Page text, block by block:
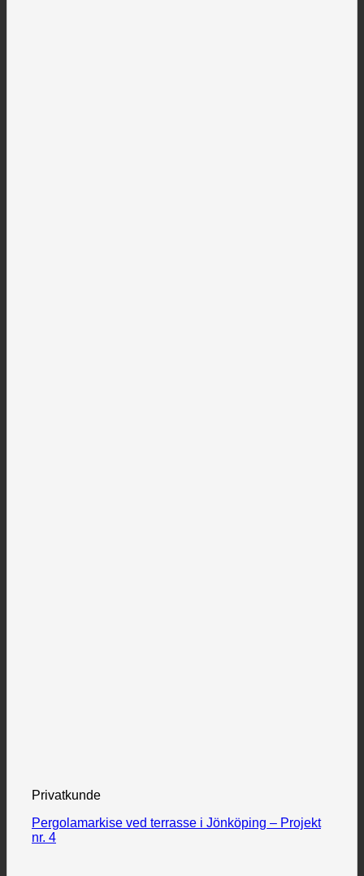
Privatkunde
Pergolamarkise ved terrasse i Jönköping – Projekt
nr. 4